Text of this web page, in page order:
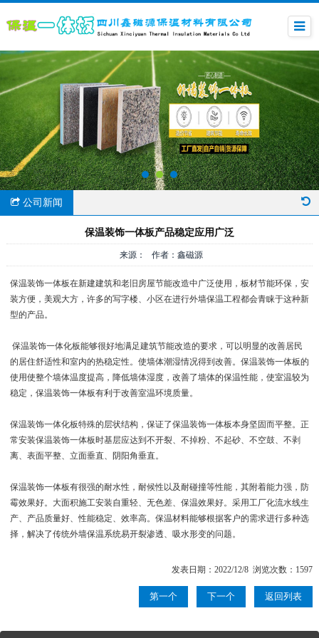
公司新闻
保温装饰一体板产品稳定应用广泛
来源： 作者：鑫磁源
保温装饰一体板在新建建筑和老旧房屋节能改造中广泛使用，板材节能环保，安
装方便，美观大方，许多的写字楼、小区在进行外墙保温工程都会青睐于这种新
型的产品。
保温装饰一体化板能够很好地满足建筑节能改造的要求，可以明显的改善居民
的居住舒适性和室内的热稳定性。使墙体潮湿情况得到改善。保温装饰一体板的
使用使整个墙体温度提高，降低墙体湿度，改善了墙体的保温性能，使室温较为
稳定，保温装饰一体板有利于改善室温环境质量。
保温装饰一体化板特殊的层状结构，保证了保温装饰一体板本身坚固而平整。正
常安装保温装饰一体板时基层应达到不开裂、不掉粉、不起砂、不空鼓、不剥
离、表面平整、立面垂直、阴阳角垂直。
保温装饰一体板有很强的耐水性，耐候性以及耐碰撞等性能，其附着能力强，防
霉效果好。大面积施工安装自重轻、无色差、保温效果好。采用工厂化流水线生
产、产品质量好、性能稳定、效率高。保温材料能够根据客户的需求进行多种选
择，解决了传统外墙保温系统易开裂渗透、吸水形变的问题。
发表日期：2022/12/8 浏览次数：1597
第一个 下一个 返回列表